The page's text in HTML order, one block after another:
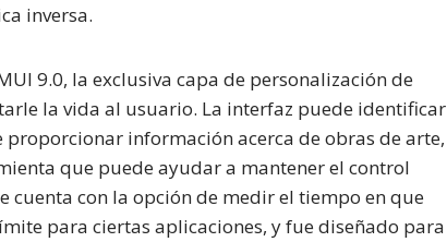
inversa.
9.0, la exclusiva capa de personalización de
la vida al usuario. La interfaz puede identificar
información acerca de obras de arte,
que puede ayudar a mantener el control
con la opción de medir el tiempo en que
para ciertas aplicaciones, y fue diseñado para